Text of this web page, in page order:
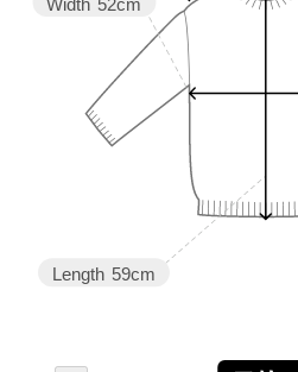
Length 59cm